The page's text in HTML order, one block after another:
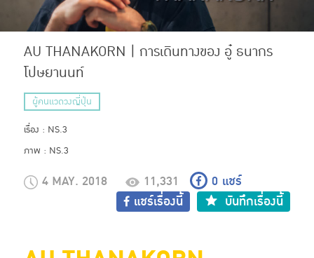
ค้นหา
4 MAY. 2018 11,331 0 แชร์
แชร์เรื่องนี้
บันทึกเรื่องนี้
AU THANAKORN | การเดินทางของ อู๋ ธนากร
โปษยานนท์
ผู้คนแวดวงญี่ปุ่น
เรื่อง : NS.3
ภาพ : NS.3